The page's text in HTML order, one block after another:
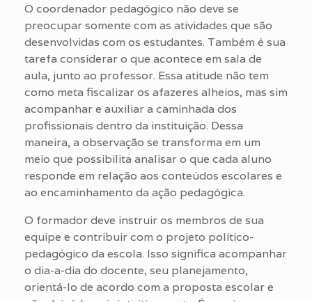
O coordenador pedagógico não deve se
preocupar somente com as atividades que são
desenvolvidas com os estudantes. Também é sua
tarefa considerar o que acontece em sala de
aula, junto ao professor. Essa atitude não tem
como meta fiscalizar os afazeres alheios, mas sim
acompanhar e auxiliar a caminhada dos
profissionais dentro da instituição. Dessa
maneira, a observação se transforma em um
meio que possibilita analisar o que cada aluno
responde em relação aos conteúdos escolares e
ao encaminhamento da ação pedagógica.
O formador deve instruir os membros de sua
equipe e contribuir com o projeto político-
pedagógico da escola. Isso significa acompanhar
o dia-a-dia do docente, seu planejamento,
orientá-lo de acordo com a proposta escolar e